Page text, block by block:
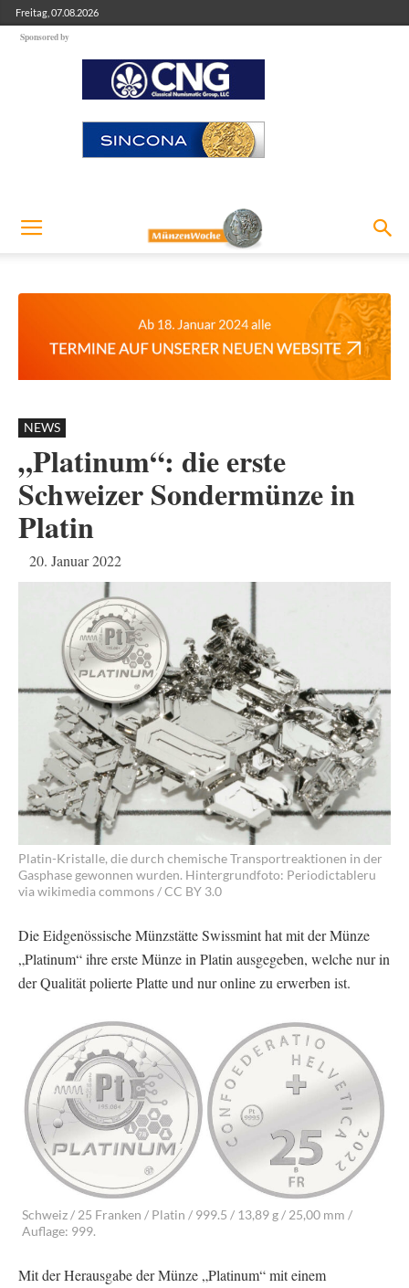
Freitag, 07.08.2026
Sponsored by
NEWS
„Platinum“: die erste
Schweizer Sondermünze in
Platin
20. Januar 2022
Platin-Kristalle, die durch chemische Transportreaktionen in der
Gasphase gewonnen wurden. Hintergrundfoto: Periodictableru
via wikimedia commons / CC BY 3.0
Die Eidgenössische Münzstätte Swissmint hat mit der Münze
„Platinum“ ihre erste Münze in Platin ausgegeben, welche nur in
der Qualität polierte Platte und nur online zu erwerben ist.
Schweiz / 25 Franken / Platin / 999.5 / 13,89 g / 25,00 mm /
Auflage: 999.
Mit der Herausgabe der Münze „Platinum“ mit einem